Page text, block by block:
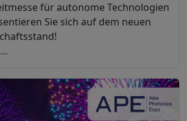
für autonome Technologien
Sie sich auf dem neuen